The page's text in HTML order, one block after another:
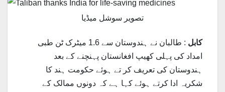
تصویر سوشل میڈیا
کابل
: طالبان نے ہندوستان سے 1.6 میٹرک ٹن طبی
امداد کی پہلی کھیپ افغانستان پہنچنے کے بعد
ہندوستان کی تعریف کر تے ہوئے حکومت ہند کا
شکریہ ادا کرتے ہوئے کہا ہے کہ دونوں ممالک کے